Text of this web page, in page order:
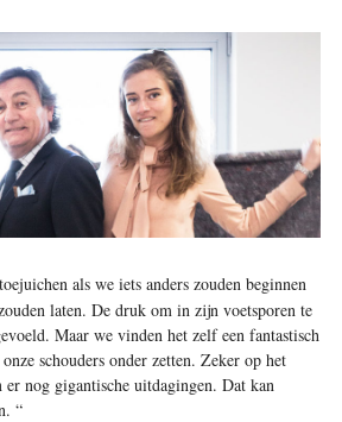
als we iets anders zouden beginnen
laten. De druk om in zijn voetsporen te
Maar we vinden het zelf een fantastisch
schouders onder zetten. Zeker op het
nog gigantische uitdagingen. Dat kan
“